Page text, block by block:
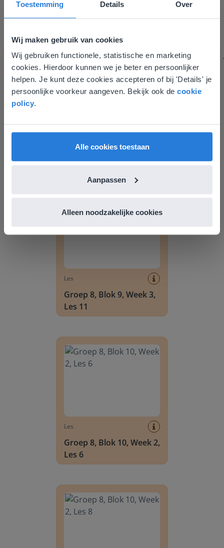
Toestemming Details Over
Wij maken gebruik van cookies
Wij gebruiken functionele, statistische en marketing
cookies. Hierdoor kunnen we je beter en persoonlijker
helpen. Je kunt deze cookies accepteren of bij 'Details' je
persoonlijke voorkeur aangeven. Bekijk ook de cookie
policy.
Alle cookies toestaan
Aanpassen
Alleen noodzakelijke cookies
verbetering noemen.
Tamara Alkemade
Margrietschool
Groep 8, Blok 9, Week 3, Les 11
Les
Groep 8, Blok 9, Week 3,
Les 11
Les
Groep 8, Blok 10, Week 2,
Les 6
Deze website komt niet
overeen met je locatie
Gezien je locatie, denken we dat je misschien
liever naar de website voor English gaat. Hier
English
Nederland